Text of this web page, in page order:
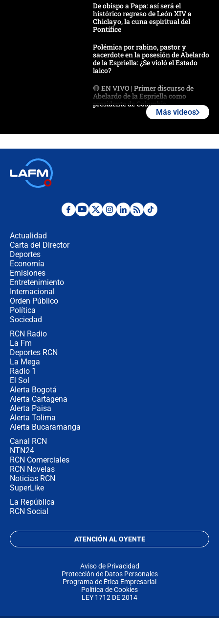
De obispo a Papa: así será el
histórico regreso de León XIV a
Chiclayo, la cuna espiritual del
Pontífice
Polémica por rabino, pastor y
sacerdote en la posesión de Abelardo
de la Espriella: ¿Se violó el Estado
laico?
🔴 EN VIVO | Primer discurso de
Abelardo de la Espriella como
presidente de Colombia
Desde dermatitis hasta infecciones:
Más videos
Actualidad
Carta del Director
Deportes
Economía
Emisiones
Entretenimiento
Internacional
Orden Público
Política
Sociedad
RCN Radio
La Fm
Deportes RCN
La Mega
Radio 1
El Sol
Alerta Bogotá
Alerta Cartagena
Alerta Paisa
Alerta Tolima
Alerta Bucaramanga
Canal RCN
NTN24
RCN Comerciales
RCN Novelas
Noticias RCN
SuperLike
La República
RCN Social
ATENCIÓN AL OYENTE
Aviso de Privacidad
Protección de Datos Personales
Programa de Ética Empresarial
Política de Cookies
LEY 1712 DE 2014